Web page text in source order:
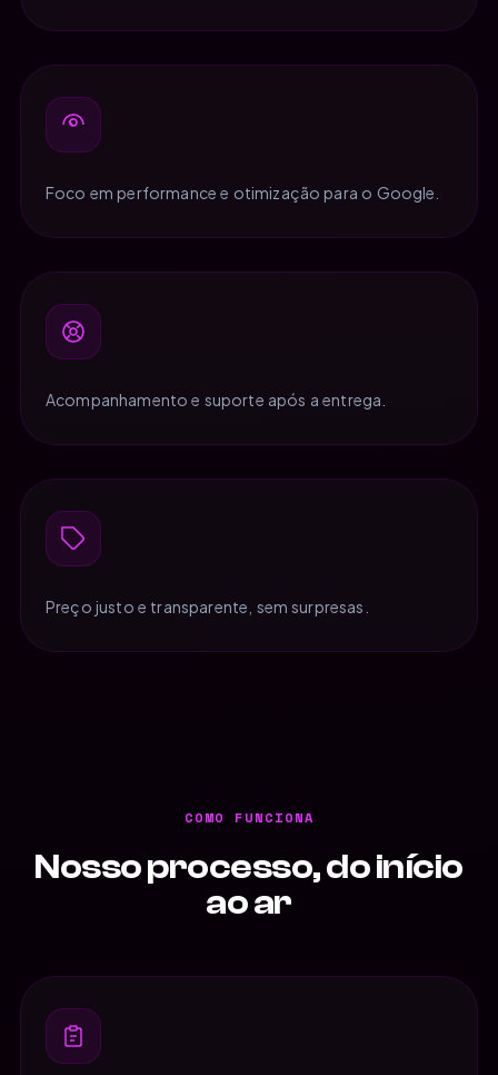
Foco em performance e otimização para o Google.
Acompanhamento e suporte após a entrega.
Preço justo e transparente, sem surpresas.
COMO FUNCIONA
Nosso processo, do início
ao ar